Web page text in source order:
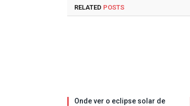
RELATED POSTS
Onde ver o eclipse solar de